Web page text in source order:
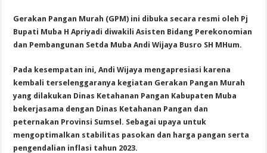
Gerakan Pangan Murah (GPM) ini dibuka secara resmi oleh Pj
Bupati Muba H Apriyadi diwakili Asisten Bidang Perekonomian
dan Pembangunan Setda Muba Andi Wijaya Busro SH MHum.
Pada kesempatan ini, Andi Wijaya mengapresiasi karena
kembali terselenggaranya kegiatan Gerakan Pangan Murah
yang dilakukan Dinas Ketahanan Pangan Kabupaten Muba
bekerjasama dengan Dinas Ketahanan Pangan dan
peternakan Provinsi Sumsel. Sebagai upaya untuk
mengoptimalkan stabilitas pasokan dan harga pangan serta
pengendalian inflasi tahun 2023.